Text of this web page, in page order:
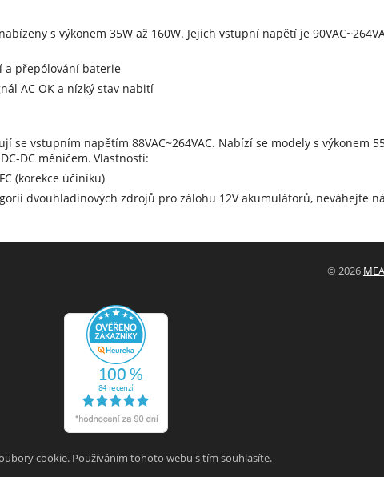
s výkonem 35W až 160W. Jejich vstupní napětí je
přepólování baterie
AC OK a nízký stav nabití
se vstupním napětím 88VAC~264VAC. Nabízí se modely s výkonem
DC měničem. Vlastnosti:
(korekce účiníku)
dvouhladinových zdrojů pro zálohu 12V akumulátorů, neváhejte
© 2026
cookie. Používáním tohoto webu s tím souhlasíte.